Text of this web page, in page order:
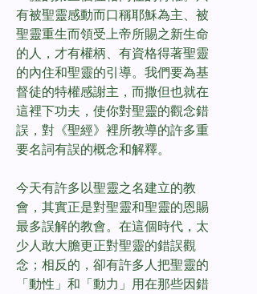
有被聖靈感動而口稱耶穌為主、被
聖靈重生而領受上帝所賜之新生命
的人，才有權柄、有資格得著聖靈
的內住和聖靈的引導。我們要為基
督徒的特權感謝主，而撒但也就在
這裡下功夫，使你對聖靈的觀念錯
誤，對《聖經》裡所教導的許多重
要名詞有誤的概念和解釋。
今天有許多以聖靈之名建立的教
會，其實正是對聖靈和聖靈的恩賜
最多誤解的教會。在這個時代，太
少人敢大膽更正對聖靈的錯誤觀
念；相反的，卻有許多人把聖靈的
「動性」和「動力」用在那些因錯